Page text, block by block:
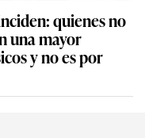
quienes no
una mayor
y no es por